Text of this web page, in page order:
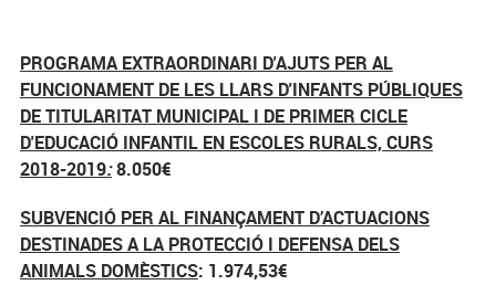
PROGRAMA EXTRAORDINARI D'AJUTS PER AL
FUNCIONAMENT DE LES LLARS D'INFANTS PÚBLIQUES
DE TITULARITAT MUNICIPAL I DE PRIMER CICLE
D'EDUCACIÓ INFANTIL EN ESCOLES RURALS, CURS
2018-2019:8.050€
SUBVENCIÓ PER AL FINANÇAMENT D’ACTUACIONS
DESTINADES A LA PROTECCIÓ I DEFENSA DELS
ANIMALS DOMÈSTICS: 1.974,53€